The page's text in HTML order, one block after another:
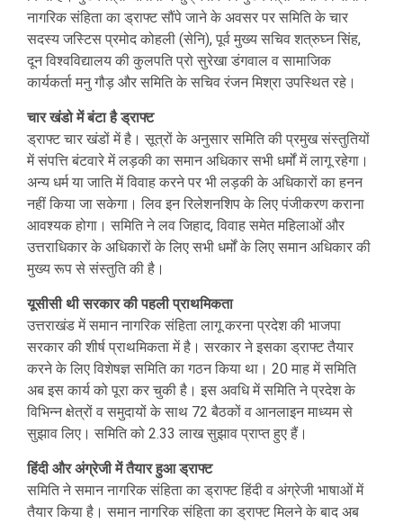
नागरिक संहिता का ड्राफ्ट सौंपे जाने के अवसर पर समिति के चार
सदस्य जस्टिस प्रमोद कोहली (सेनि), पूर्व मुख्य सचिव शत्रुघ्न सिंह,
दून विश्वविद्यालय की कुलपति प्रो सुरेखा डंगवाल व सामाजिक
कार्यकर्ता मनु गौड़ और समिति के सचिव रंजन मिश्रा उपस्थित रहे।
चार खंडो में बंटा है ड्राफ्ट
ड्राफ्ट चार खंडों में है। सूत्रों के अनुसार समिति की प्रमुख संस्तुतियों
में संपत्ति बंटवारे में लड़की का समान अधिकार सभी धर्मों में लागू रहेगा।
अन्य धर्म या जाति में विवाह करने पर भी लड़की के अधिकारों का हनन
नहीं किया जा सकेगा। लिव इन रिलेशनशिप के लिए पंजीकरण कराना
आवश्यक होगा। समिति ने लव जिहाद, विवाह समेत महिलाओं और
उत्तराधिकार के अधिकारों के लिए सभी धर्मों के लिए समान अधिकार की
मुख्य रूप से संस्तुति की है।
यूसीसी थी सरकार की पहली प्राथमिकता
उत्तराखंड में समान नागरिक संहिता लागू करना प्रदेश की भाजपा
सरकार की शीर्ष प्राथमिकता में है। सरकार ने इसका ड्राफ्ट तैयार
करने के लिए विशेषज्ञ समिति का गठन किया था। 20 माह में समिति
अब इस कार्य को पूरा कर चुकी है। इस अवधि में समिति ने प्रदेश के
विभिन्न क्षेत्रों व समुदायों के साथ 72 बैठकों व आनलाइन माध्यम से
सुझाव लिए। समिति को 2.33 लाख सुझाव प्राप्त हुए हैं।
हिंदी और अंग्रेजी में तैयार हुआ ड्राफ्ट
समिति ने समान नागरिक संहिता का ड्राफ्ट हिंदी व अंग्रेजी भाषाओं में
तैयार किया है। समान नागरिक संहिता का ड्राफ्ट मिलने के बाद अब